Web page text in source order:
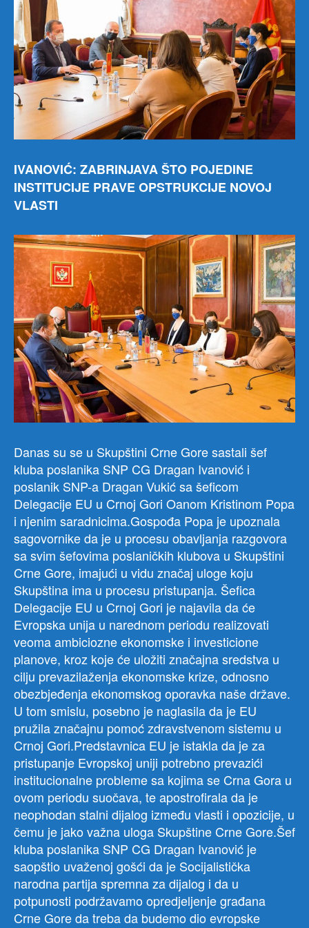
IVANOVIĆ: ZABRINJAVA ŠTO POJEDINE
INSTITUCIJE PRAVE OPSTRUKCIJE NOVOJ
VLASTI
Danas su se u Skupštini Crne Gore sastali šef
kluba poslanika SNP CG Dragan Ivanović i
poslanik SNP-a Dragan Vukić sa šeficom
Delegacije EU u Crnoj Gori Oanom Kristinom Popa
i njenim saradnicima.Gospođa Popa je upoznala
sagovornike da je u procesu obavljanja razgovora
sa svim šefovima poslaničkih klubova u Skupštini
Crne Gore, imajući u vidu značaj uloge koju
Skupština ima u procesu pristupanja. Šefica
Delegacije EU u Crnoj Gori je najavila da će
Evropska unija u narednom periodu realizovati
veoma ambiciozne ekonomske i investicione
planove, kroz koje će uložiti značajna sredstva u
cilju prevazilaženja ekonomske krize, odnosno
obezbjeđenja ekonomskog oporavka naše države.
U tom smislu, posebno je naglasila da je EU
pružila značajnu pomoć zdravstvenom sistemu u
Crnoj Gori.Predstavnica EU je istakla da je za
pristupanje Evropskoj uniji potrebno prevazići
institucionalne probleme sa kojima se Crna Gora u
ovom periodu suočava, te apostrofirala da je
neophodan stalni dijalog između vlasti i opozicije, u
čemu je jako važna uloga Skupštine Crne Gore.Šef
kluba poslanika SNP CG Dragan Ivanović je
saopštio uvaženoj gošći da je Socijalistička
narodna partija spremna za dijalog i da u
potpunosti podržavamo opredjeljenje građana
Crne Gore da treba da budemo dio evropske